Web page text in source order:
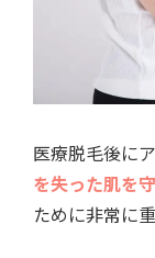
医療脱毛後に
を失った肌を
ために非常に重